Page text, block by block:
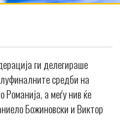
ги делегираше
средби на
а меѓу нив ќе
Божиновски и Виктор